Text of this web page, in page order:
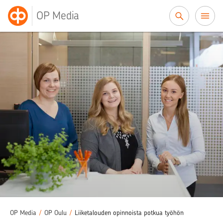
OP Media
OP Media / OP Oulu / Liiketalouden opinnoista potkua työhön